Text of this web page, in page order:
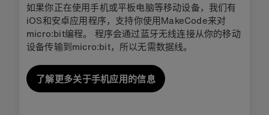
如果你正在使用手机或平板电脑等移动设备，我们有
iOS和安卓应用程序，支持你使用MakeCode来对
micro:bit编程。 程序会通过蓝牙无线连接从你的移动
设备传输到micro:bit，所以无需数据线。
了解更多关于手机应用的信息